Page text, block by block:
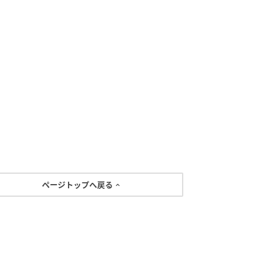
ページトップへ戻る